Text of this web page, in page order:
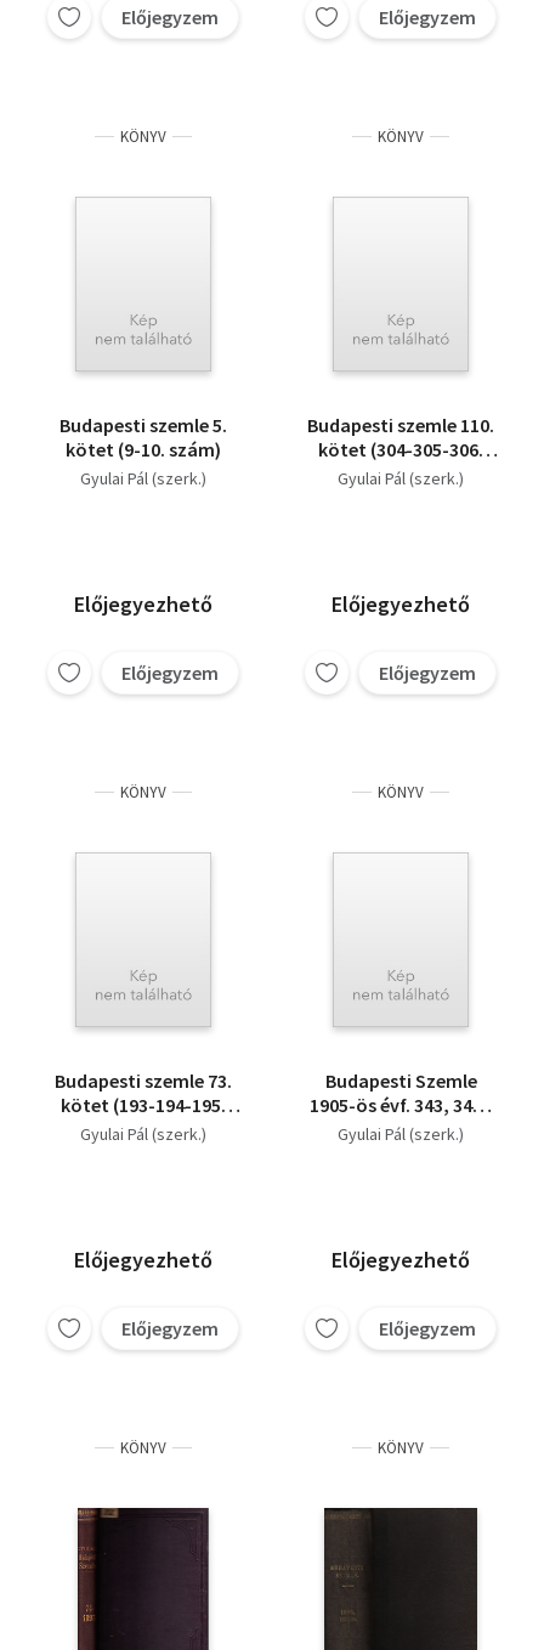
Előjegyzem Előjegyzem
KÖNYV
Budapesti szemle 5.
kötet (9-10. szám)
Gyulai Pál (szerk.)
Előjegyezhető
Előjegyzem
KÖNYV
Budapesti szemle 110.
kötet (304-305-306.
szám)
Gyulai Pál (szerk.)
Előjegyezhető
Előjegyzem
KÖNYV
Budapesti szemle 73.
kötet (193-194-195.
szám)
Gyulai Pál (szerk.)
Előjegyezhető
Előjegyzem
KÖNYV
Budapesti Szemle
1905-ös évf. 343, 344.,
345. számok
Gyulai Pál (szerk.)
Előjegyezhető
Előjegyzem
KÖNYV KÖNYV